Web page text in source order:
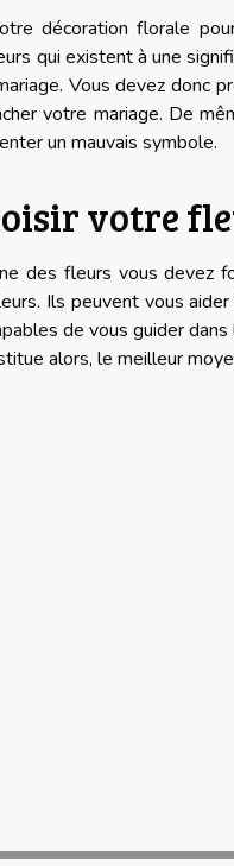
décoration florale
qui existent à une
Vous devez donc
votre mariage. De
un mauvais symbole.
votre
des fleurs vous devez
Ils peuvent vous
de vous guider
alors, le meilleur